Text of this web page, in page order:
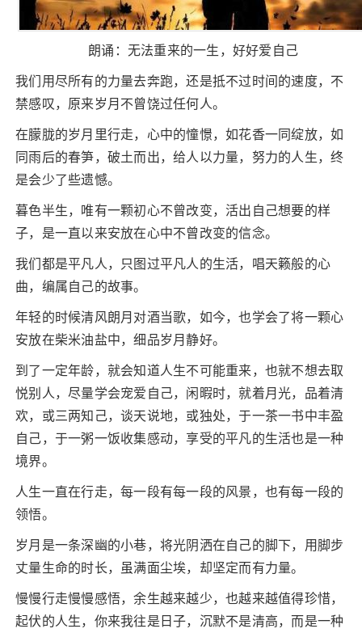
朗诵：无法重来的一生，好好爱自己
我们用尽所有的力量去奔跑，还是抵不过时间的速度，不
禁感叹，原来岁月不曾饶过任何人。
在朦胧的岁月里行走，心中的憧憬，如花香一同绽放，如
同雨后的春笋，破土而出，给人以力量，努力的人生，终
是会少了些遗憾。
暮色半生，唯有一颗初心不曾改变，活出自己想要的样
子，是一直以来安放在心中不曾改变的信念。
我们都是平凡人，只图过平凡人的生活，唱天籁般的心
曲，编属自己的故事。
年轻的时候清风朗月对酒当歌，如今，也学会了将一颗心
安放在柴米油盐中，细品岁月静好。
到了一定年龄，就会知道人生不可能重来，也就不想去取
悦别人，尽量学会宠爱自己，闲暇时，就着月光，品着清
欢，或三两知己，谈天说地，或独处，于一茶一书中丰盈
自己，于一粥一饭收集感动，享受的平凡的生活也是一种
境界。
人生一直在行走，每一段有每一段的风景，也有每一段的
领悟。
岁月是一条深幽的小巷，将光阴洒在自己的脚下，用脚步
丈量生命的时长，虽满面尘埃，却坚定而有力量。
慢慢行走慢慢感悟，余生越来越少，也越来越值得珍惜，
起伏的人生，你来我往是日子，沉默不是清高，而是一种